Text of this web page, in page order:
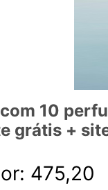
10
grátis +
475,20